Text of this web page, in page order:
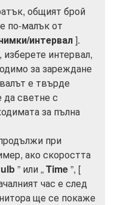
общият брой
по-малък от
интервал].
интервал,
за зареждане
е твърде
светне с
за пълна
при
ако скоростта
” или „Time”, [
час е след
ще се покаже